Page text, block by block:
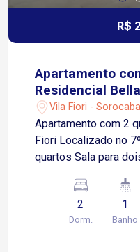
R$
Apartamento
Residencial
Vila Fiori -
Apartamento com 2
Fiori Localizado no
quartos Sala para
integrada à área de
vaga de garagem
Localizado em
2
Dorm.
1
Banho